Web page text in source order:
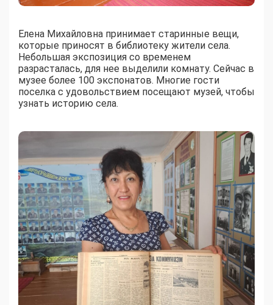
Елена Михайловна принимает старинные вещи,
которые приносят в библиотеку жители села.
Небольшая экспозиция со временем
разрасталась, для нее выделили комнату. Сейчас в
музее более 100 экспонатов. Многие гости
поселка с удовольствием посещают музей, чтобы
узнать историю села.